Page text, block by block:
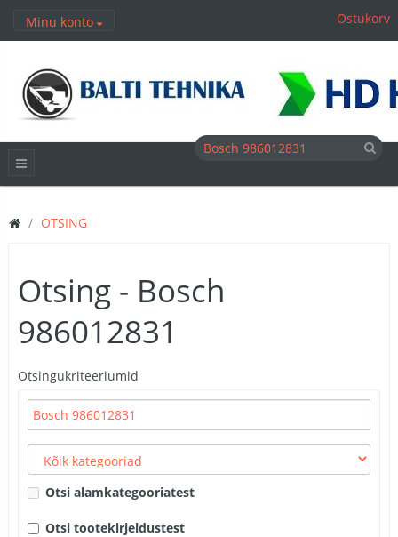
Minu konto Ostukorv
OTSING
Otsing - Bosch
986012831
Otsingukriteeriumid
Otsi alamkategooriatest
Otsi tootekirjeldustest